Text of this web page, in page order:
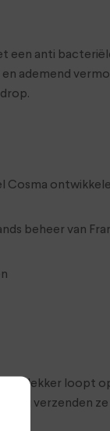
een anti
ademend
Cosma
beheer van
je lekker loopt
Wij verzenden